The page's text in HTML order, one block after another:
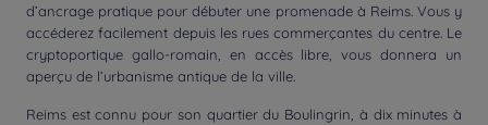
d’ancrage pratique pour débuter une promenade à Reims. Vous y
accéderez facilement depuis les rues commerçantes du centre. Le
cryptoportique gallo-romain, en accès libre, vous donnera un
aperçu de l’urbanisme antique de la ville.
Reims est connu pour son quartier du Boulingrin, à dix minutes à